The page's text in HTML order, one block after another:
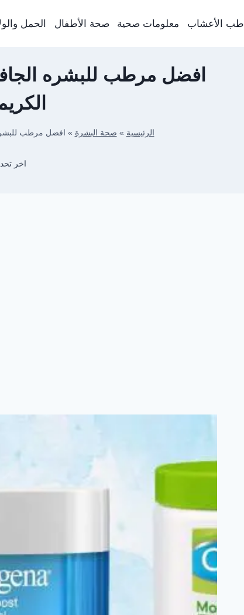
طب الأعشاب معلومات صحية صحة الأطفال الحمل
افضل مرطب للبشره
الرئيسية » صحة البشرة » افضل مرطب
اخر